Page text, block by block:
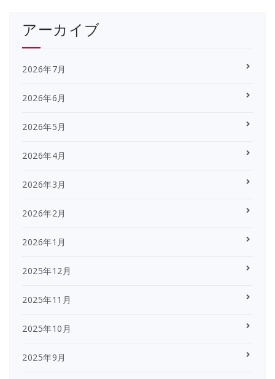
アーカイブ
2026年7月
2026年6月
2026年5月
2026年4月
2026年3月
2026年2月
2026年1月
2025年12月
2025年11月
2025年10月
2025年9月